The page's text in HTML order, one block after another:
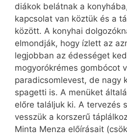
diákok belátnak a
kapcsolat van köztük és a
között. A konyhai
elmondják, hogy ízlett az
legjobban az édességet
mogyorókrémes gombócot
paradicsomlevest, de nagy
spagetti is. A menüket
előre találjuk ki. A tervezés
vesszük a korszerű
Minta Menza előírásait